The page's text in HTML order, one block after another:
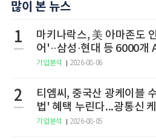
많이 본 뉴스
1
마키나락스, 美 아마존도
어'··삼성·현대 등 6000개
기업분석 2026-08-06
2
티엠씨, 중국산 광케이블
법' 혜택 누린다...광통신
기업분석 2026-08-05